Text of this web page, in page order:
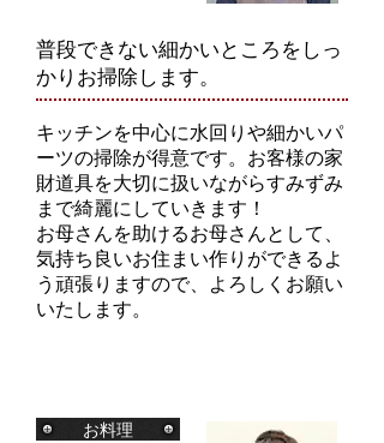
普段できない細かいところをしっ
かりお掃除します。
キッチンを中心に水回りや細かいパ
ーツの掃除が得意です。お客様の家
財道具を大切に扱いながらすみずみ
まで綺麗にしていきます！
お母さんを助けるお母さんとして、
気持ち良いお住まい作りができるよ
う頑張りますので、よろしくお願い
いたします。
お料理